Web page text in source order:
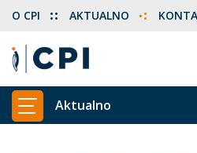
O CPI AKTUALNO
PRIKAŽI GLAVNI MENI
Aktualno